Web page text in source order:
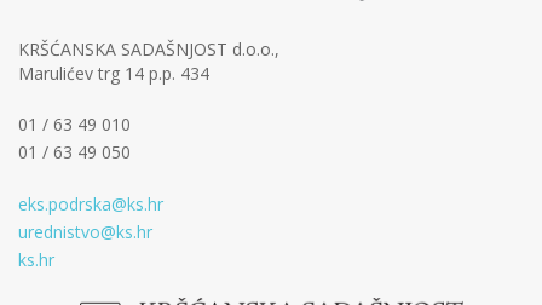
KRŠĆANSKA SADAŠNJOST d.o.o.,
Marulićev trg 14 p.p. 434
01 / 63 49 010
01 / 63 49 050
eks.podrska@ks.hr
urednistvo@ks.hr
ks.hr